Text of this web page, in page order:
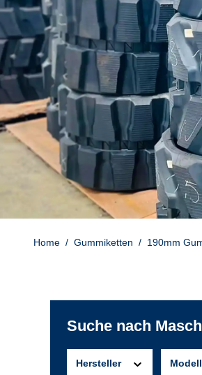
Home / Gummiketten / 190mm
Suche nach
Hersteller Modell